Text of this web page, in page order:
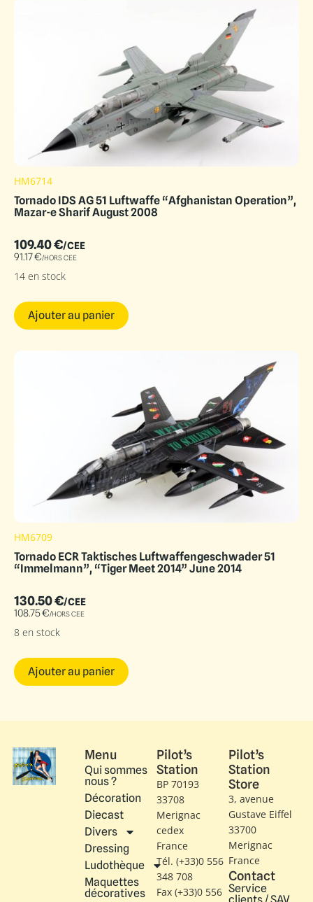
HM6714
Tornado IDS AG 51 Luftwaffe “Afghanistan Operation”,
Mazar-e Sharif August 2008
109.40€/CEE
91.17€/HORS CEE
14 en stock
Ajouter au panier
HM6709
Tornado ECR Taktisches Luftwaffengeschwader 51
“Immelmann”, “Tiger Meet 2014” June 2014
130.50€/CEE
108.75€/HORS CEE
8 en stock
Ajouter au panier
Menu
Qui sommes
nous ?
Décoration
Diecast
Divers
Dressing
Ludothèque
Maquettes
décoratives
Pilot’s
Station
BP 70193
33708
Merignac
cedex
France
Tél. (+33)0 556
348 708
Fax (+33)0 556
Pilot’s
Station
Store
3, avenue
Gustave Eiffel​
33700
Merignac
France
Contact
Service
clients / SAV